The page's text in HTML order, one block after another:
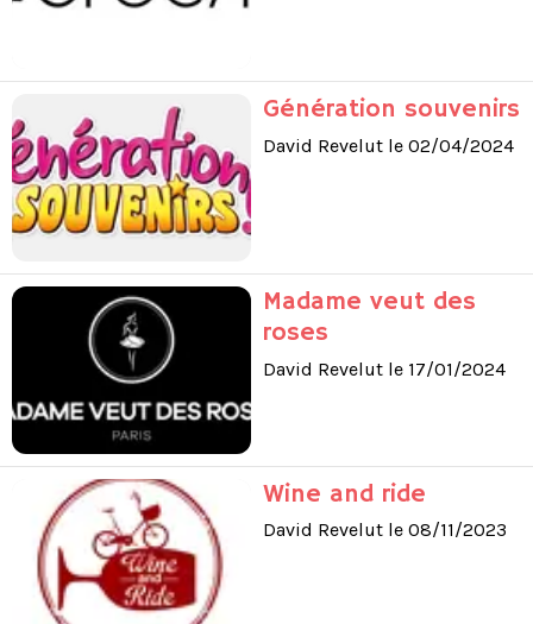
Génération souvenirs
David Revelut le 02/04/2024
Madame veut des
roses
David Revelut le 17/01/2024
Wine and ride
David Revelut le 08/11/2023